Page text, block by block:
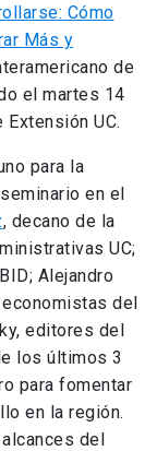
Cómo
Más y
de
el martes 14
UC.
para la
en el
, decano de la
UC;
Alejandro
del
editores del
los últimos 3
para fomentar
en la región.
del